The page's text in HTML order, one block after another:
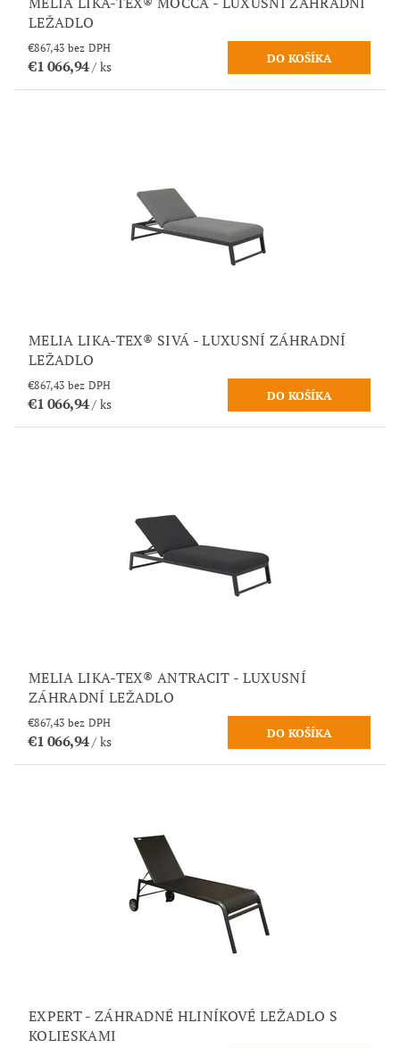
LEŽADLO
€867,43 bez DPH
€1 066,94/ ks
MELIA LIKA-TEX® SIVÁ - LUXUSNÍ ZÁHRADNÍ
LEŽADLO
€867,43 bez DPH
€1 066,94/ ks
MELIA LIKA-TEX® ANTRACIT - LUXUSNÍ
ZÁHRADNÍ LEŽADLO
€867,43 bez DPH
€1 066,94/ ks
EXPERT - ZÁHRADNÉ HLINÍKOVÉ LEŽADLO S
KOLIESKAMI